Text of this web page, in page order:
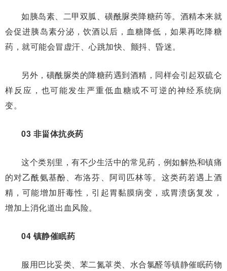
如胰岛素、二甲双胍、磺酰脲类降糖药等。酒精本来就
会促进胰岛素分泌，饮酒以后，血糖降低，如果再吃降糖
药，就可能会冒虚汗、心跳加快、颤抖、昏迷。
另外，磺酰脲类的降糖药遇到酒精，同样会引起双硫仑
样反应，也可能发生严重低血糖或不可逆的神经系统病
变。
03 非甾体抗炎药
这个类别里，有不少生活中的常见药，例如解热和镇痛
的对乙酰氨基酚、布洛芬、阿司匹林等。这类药若遇上酒
精，可能增加肝毒性，引起胃黏膜病变，或胃溃疡复发，
增加上消化道出血风险。
04 镇静催眠药
服用巴比妥类、苯二氮䓬类、水合氯醛等镇静催眠药物